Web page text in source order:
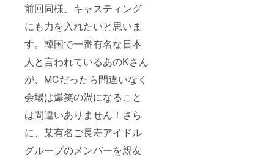
前回同様、キャスティング
にも力を入れたいと思いま
す。韓国で一番有名な日本
人と言われているあのKさん
が、MCだったら間違いなく
会場は爆笑の渦になること
は間違いありません！さら
に、某有名ご長寿アイドル
グループのメンバーを親友